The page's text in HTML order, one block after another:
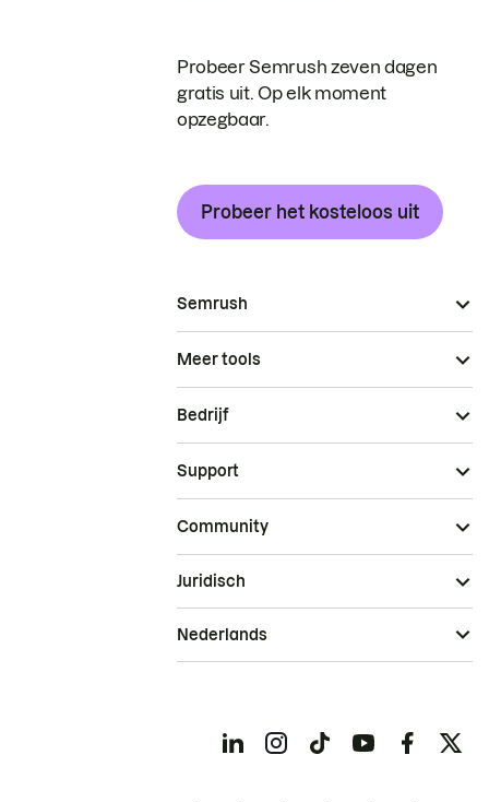
Probeer Semrush zeven dagen
gratis uit. Op elk moment
opzegbaar.
Probeer het kosteloos uit
Semrush
Meer tools
Bedrijf
Support
Community
Juridisch
Nederlands